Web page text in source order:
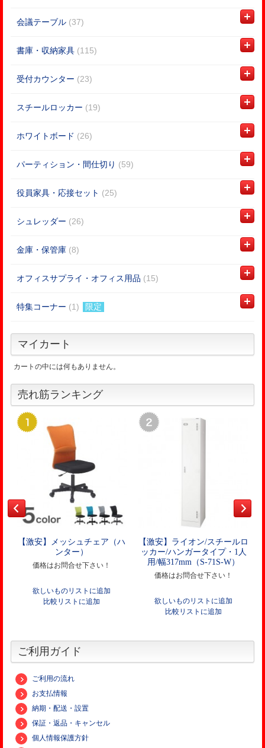
会議テーブル (37)
書庫・収納家具 (115)
受付カウンター (23)
スチールロッカー (19)
ホワイトボード (26)
パーティション・間仕切り (59)
役員家具・応接セット (25)
シュレッダー (26)
金庫・保管庫 (8)
オフィスサプライ・オフィス用品 (15)
特集コーナー (1) 限定
マイカート
カートの中には何もありません。
売れ筋ランキング
【激安】メッシュチェア（ハ
ンター）
価格はお問合せ下さい！
欲しいものリストに追加
比較リストに追加
【激安】ライオン/スチールロ
ッカー/ハンガータイプ・1人
用/幅317mm（S-71S-W）
価格はお問合せ下さい！
欲しいものリストに追加
比較リストに追加
ご利用ガイド
ご利用の流れ
お支払情報
納期・配送・設置
保証・返品・キャンセル
個人情報保護方針